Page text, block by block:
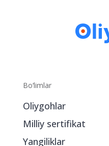
Bo‘limlar
Oliygohlar
Milliy sertifikat
Yangiliklar